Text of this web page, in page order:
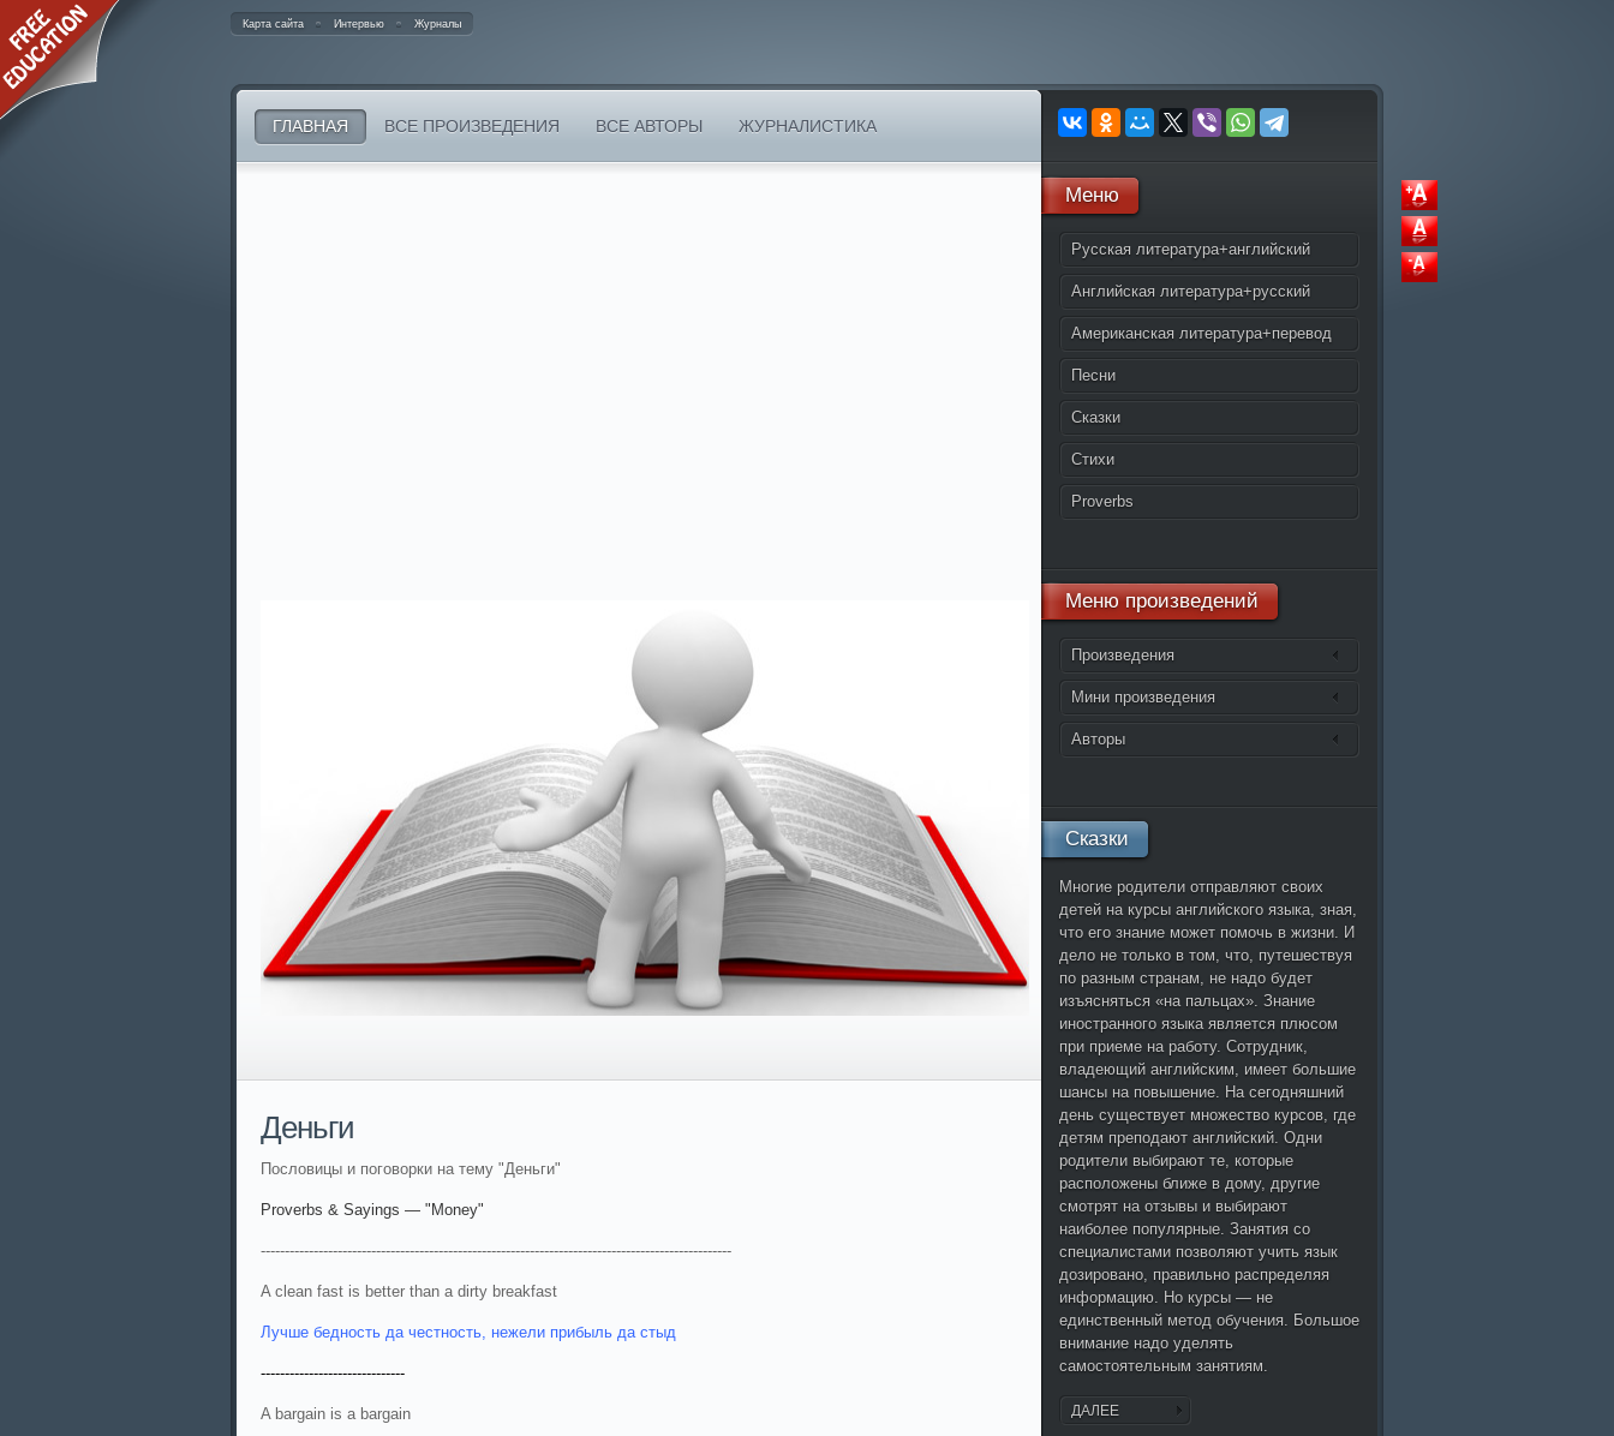
Карта сайта Интервью Журналы
ГЛАВНАЯ ВСЕ ПРОИЗВЕДЕНИЯ ВСЕ АВТОРЫ ЖУРНАЛИСТИКА
Деньги
Пословицы и поговорки на тему "Деньги"
Proverbs & Sayings — "Money"
--------------------------------------------------------------------------------------------------
A clean fast is better than a dirty breakfast
Лучше бедность да честность, нежели прибыль да стыд
------------------------------
A bargain is a bargain
Меню
Русская литература+английский
Английская литература+русский
Американская литература+перевод
Песни
Сказки
Стихи
Proverbs
Менюпроизведений
Произведения
Алиса в стране чудес
Мини произведения
Есенин
Высоцкий
Марина Цветаева
Наутилус Помпилиус
Роберт Рождественский
Авторы
Стивен Кинг
Эдгар По
Сказки
Многие родители отправляют своих
детей на курсы английского языка, зная,
что его знание может помочь в жизни. И
дело не только в том, что, путешествуя
по разным странам, не надо будет
изъясняться «на пальцах». Знание
иностранного языка является плюсом
при приеме на работу. Сотрудник,
владеющий английским, имеет большие
шансы на повышение. На сегодняшний
день существует множество курсов, где
детям преподают английский. Одни
родители выбирают те, которые
расположены ближе в дому, другие
смотрят на отзывы и выбирают
наиболее популярные. Занятия со
специалистами позволяют учить язык
дозировано, правильно распределяя
информацию. Но курсы — не
единственный метод обучения. Большое
внимание надо уделять
самостоятельным занятиям.
ДАЛЕЕ